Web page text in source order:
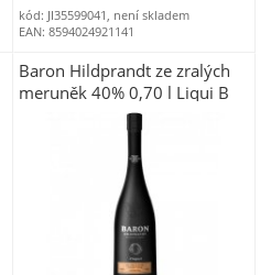
kód: JI35599041, není skladem
EAN: 8594024921141
Baron Hildprandt ze zralých
meruněk 40% 0,70 l Liqui B
NV (HL7500828)